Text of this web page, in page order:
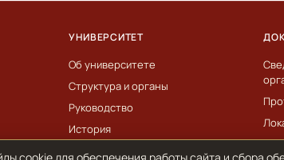
УНИВЕРСИТЕТ
Об университете
Структура и органы
Руководство
История